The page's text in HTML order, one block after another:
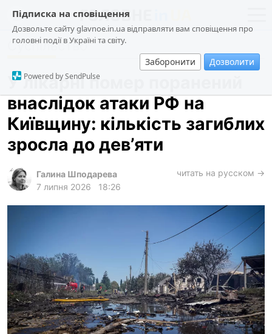
Підписка на сповіщення
Дозвольте сайту glavnoe.in.ua відправляти вам сповіщення про
головні події в Україні та світу.
Заборонити Дозволити
Powered by SendPulse
новини
про проєкт
суспільство
події
кримінал
техно
архів
gambling
ua ru en
Суспільство
У лікарні помер поранений
внаслідок атаки РФ на
Київщину: кількість загиблих
зросла до дев’яти
Галина Шподарева
7 липня 2026
18:26
читать на русском →